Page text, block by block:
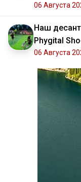
06 Августа
Наш
Phygital
06 Августа